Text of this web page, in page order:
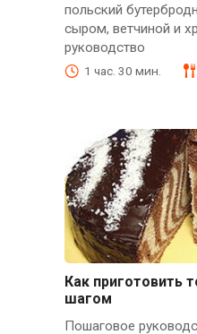
польский
сыром, ветчиной и
руководство
1 час. 30 мин.
Как приготовить
шагом
Пошаговое